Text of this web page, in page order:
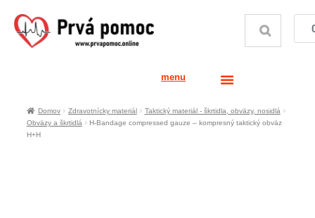
menu
Domov Zdravotnícky materiál
Taktický materiál - škrtidla, obväzy, nosidlá
Obväzy a škrtidlá
H-Bandage compressed gauze – kompresný taktický obväz
H+H